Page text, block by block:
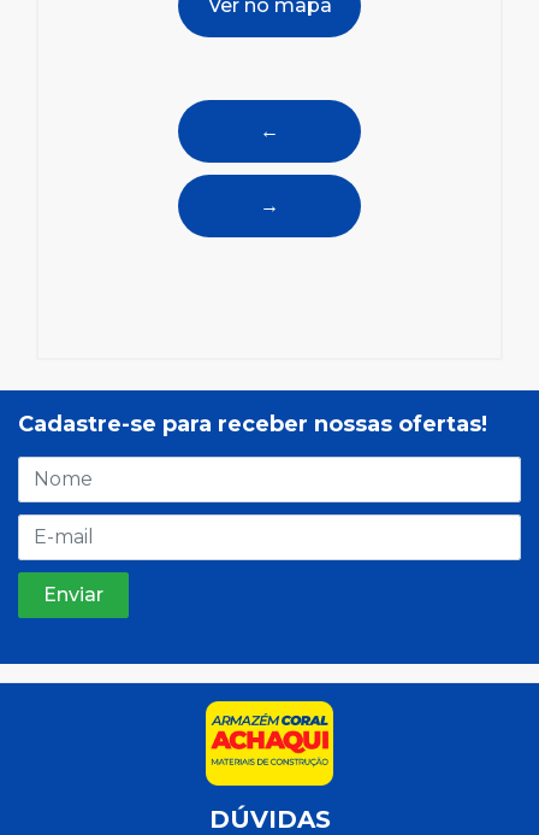
Ver no mapa
←
→
Cadastre-se para receber nossas ofertas!
DÚVIDAS